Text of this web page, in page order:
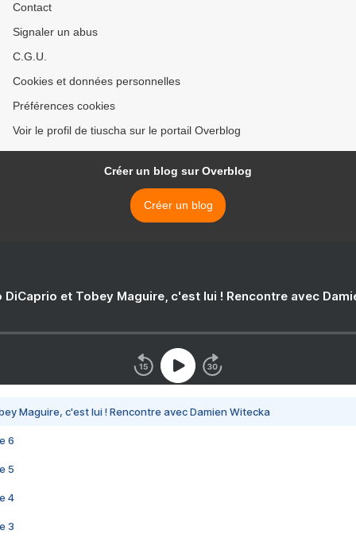
Contact
Signaler un abus
C.G.U.
Cookies et données personnelles
Préférences cookies
Voir le profil de tiuscha sur le portail Overblog
Créer un blog sur Overblog
Créer un blog
DiCaprio et Tobey Maguire, c'est lui ! Rencontre avec
Maguire, c'est lui ! Rencontre avec Damien Witecka
6
5
4
3